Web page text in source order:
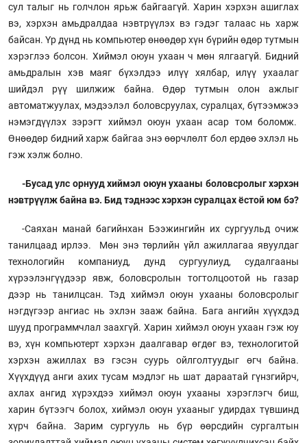
сул талыг нь голчлон ярьж байгаагүй. Харин хэрхэн ашиглах
вэ, хэрхэн амьдралдаа нэвтрүүлэх вэ гэдэг талаас нь харж
байсан. Үр дүнд нь компьютер өнөөдөр хүн бүрийн өдөр тутмын
хэрэглээ болсон. Хиймэл оюун ухаан ч мөн ялгаагүй. Бидний
амьдралын хэв маяг бүхэлдээ илүү хялбар, илүү ухаалаг
шийдэл рүү шилжиж байна. Өдөр тутмын олон ажлыг
автоматжуулах, мэдээлэл боловсруулах, суралцах, бүтээмжээ
нэмэгдүүлэх зэрэгт хиймэл оюун ухаан асар том боломж.
Өнөөдөр бидний харж байгаа энэ өөрчлөлт бол ердөө эхлэл нь
гэж хэлж болно.
-Бусад улс орнууд хиймэл оюун ухааны боловсролыг хэрхэн
нэвтрүүлж байна вэ. Бид тэднээс хэрхэн суралцах ёстой юм бэ?
-Саяхан манай багийнхан Бээжингийн их сургуульд очиж
танилцаад ирлээ. Мөн энэ төрлийн үйл ажиллагаа явуулдаг
технологийн компаниуд, дунд сургуулиуд, судалгааны
хүрээлэнгүүдээр явж, боловсролын тогтолцоотой нь газар
дээр нь танилцсан. Тэд хиймэл оюун ухааны боловсролыг
нэгдүгээр ангиас нь эхлэн зааж байна. Бага ангийн хүүхдэд
шууд программчлал заахгүй. Харин хиймэл оюун ухаан гэж юу
вэ, хүн компьютерт хэрхэн даалгавар өгдөг вэ, технологитой
хэрхэн ажиллах вэ гэсэн суурь ойлголтуудыг өгч байна.
Хүүхдүүд анги ахих тусам мэдлэг нь шат дараатай гүнзгийрч,
ахлах ангид хүрэхдээ хиймэл оюун ухааны хэрэглэгч биш,
харин бүтээгч болох, хиймэл оюун ухааныг удирдах түвшинд
хүрч байна. Зарим сургууль нь бүр өөрсдийн сургалтын